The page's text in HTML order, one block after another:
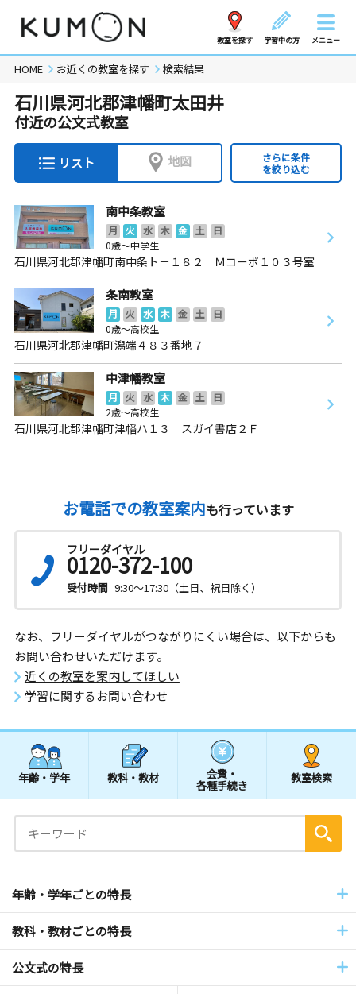
教室を探す 学習中の方 メニュー
HOME お近くの教室を探す 検索結果
石川県河北郡津幡町太田井
付近の公文式教室
リスト 地図
さらに条件
を絞り込む
南中条教室
月 火 水 木 金 土
日
0歳～中学生
石川県河北郡津幡町南中条ト－１８２ Ｍコーポ１０３号室
条南教室
月 火 水 木 金 土
日
0歳～高校生
石川県河北郡津幡町潟端４８３番地７
中津幡教室
月 火 水 木 金 土
日
2歳～高校生
石川県河北郡津幡町津幡ハ１３ スガイ書店２Ｆ
お電話での教室案内も行っています
フリーダイヤル
0120-372-100
受付時間 9:30～17:30（土日、祝日除く）
なお、フリーダイヤルがつながりにくい場合は、以下からも
お問い合わせいただけます。
近くの教室を案内してほしい
学習に関するお問い合わせ
年齢・学年 教科・教材 会費・
各種手続き
教室検索
年齢・学年ごとの特長
教科・教材ごとの特長
公文式の特長